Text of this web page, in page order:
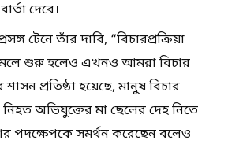
দেবে।
টেনে তাঁর দাবি, “বিচারপ্রক্রিয়া
শুরু হলেও এখনও আমরা বিচার
প্রতিষ্ঠা হয়েছে, মানুষ বিচার
অভিযুক্তের মা ছেলের দেহ নিতে
পদক্ষেপকে সমর্থন করেছেন বলেও